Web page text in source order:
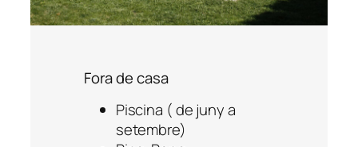
Fora de casa
Piscina ( de juny a
setembre)